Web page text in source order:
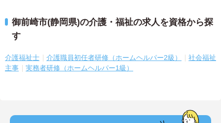
御前崎市(静岡県)の介護・福祉の求人を資格から探
す
介護福祉士 介護職員初任者研修（ホームヘルパー2級）
社会福祉
主事
実務者研修（ホームヘルパー1級）